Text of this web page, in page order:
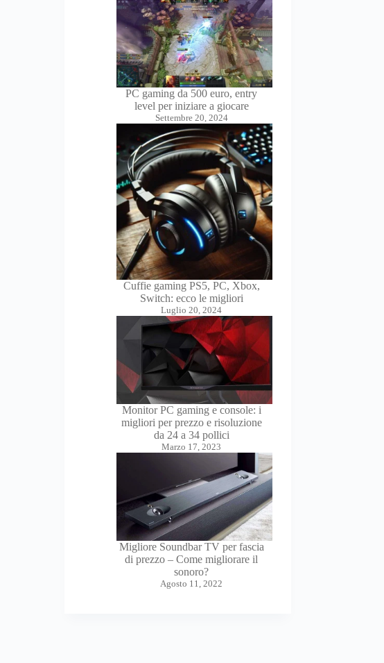
PC gaming da 500 euro, entry
level per iniziare a giocare
Settembre 20, 2024
Cuffie gaming PS5, PC, Xbox,
Switch: ecco le migliori
Luglio 20, 2024
Monitor PC gaming e console: i
migliori per prezzo e risoluzione
da 24 a 34 pollici
Marzo 17, 2023
Migliore Soundbar TV per fascia
di prezzo – Come migliorare il
sonoro?
Agosto 11, 2022